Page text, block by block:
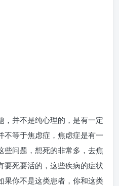
，并不是纯心理的，是有一定
不等于焦虑症，焦虑症是有一
些问题，想死的非常多，去焦
要死要活的，这些疾病的症状
果你不是这类患者，你和这类